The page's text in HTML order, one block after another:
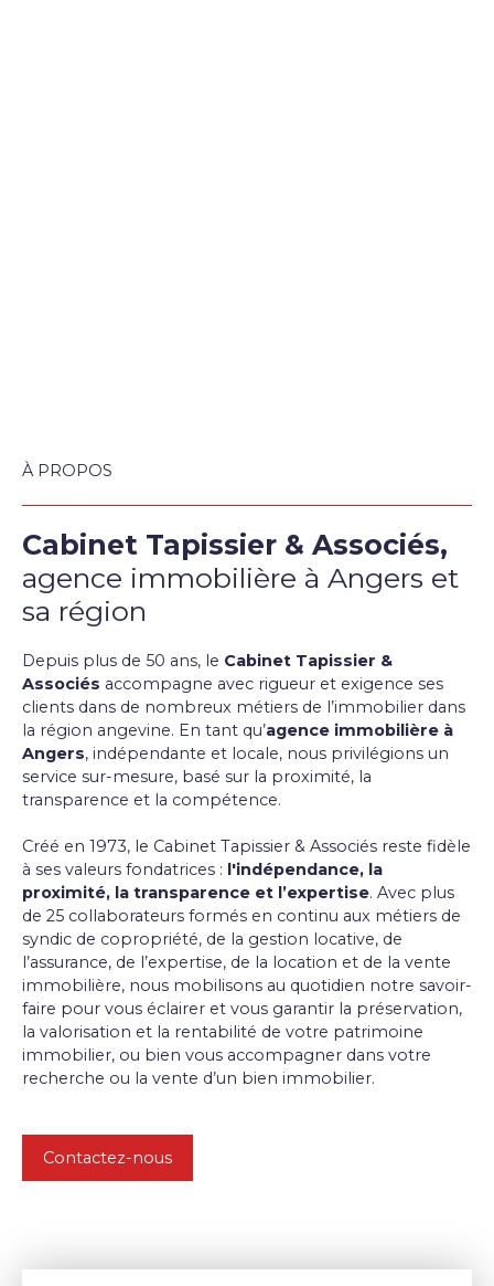
À PROPOS
Cabinet Tapissier & Associés,
agence immobilière à Angers et
sa région
Depuis plus de 50 ans, le Cabinet Tapissier &
Associés accompagne avec rigueur et exigence ses
clients dans de nombreux métiers de l’immobilier dans
la région angevine. En tant qu’agence immobilière à
Angers, indépendante et locale, nous privilégions un
service sur-mesure, basé sur la proximité, la
transparence et la compétence.
Créé en 1973, le Cabinet Tapissier & Associés reste fidèle
à ses valeurs fondatrices : l'indépendance, la
proximité, la transparence et l’expertise. Avec plus
de 25 collaborateurs formés en continu aux métiers de
syndic de copropriété, de la gestion locative, de
l’assurance, de l’expertise, de la location et de la vente
immobilière, nous mobilisons au quotidien notre savoir-
faire pour vous éclairer et vous garantir la préservation,
la valorisation et la rentabilité de votre patrimoine
immobilier, ou bien vous accompagner dans votre
recherche ou la vente d’un bien immobilier.
Contactez-nous